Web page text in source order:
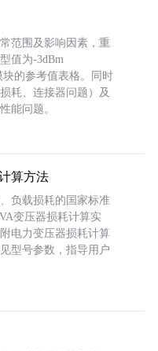
范围及影响因素，重
值为-3dBm
块的参考值表格。同时
耗、连接器问题）及
能问题。
算方法
负载损耗的国家标准
变压器损耗计算实
电力变压器损耗计算
型号参数，指导用户